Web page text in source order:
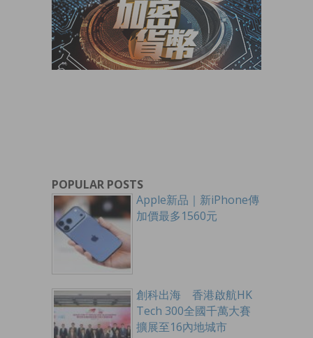
POPULAR POSTS
Apple新品｜新iPhone傳
加價最多1560元
創科出海 香港啟航HK
Tech 300全國千萬大賽
擴展至16內地城市